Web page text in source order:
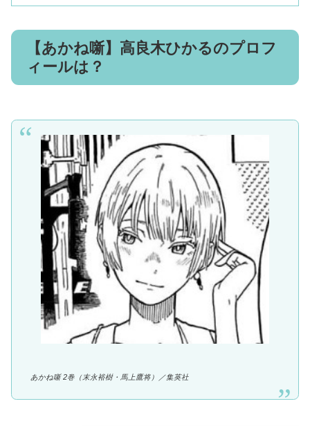
【あかね噺】高良木ひかるのプロフ
ィールは？
あかね噺 2巻（末永裕樹・馬上鷹将 ）／集英社